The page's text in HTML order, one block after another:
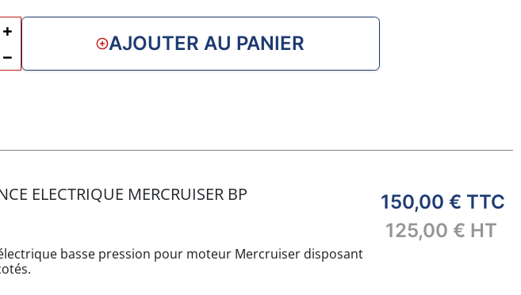
−
+
AJOUTER AU PANIER
ELECTRIQUE MERCRUISER BP
basse pression pour moteur Mercruiser disposant
150,00 € TTC
125,00 € HT